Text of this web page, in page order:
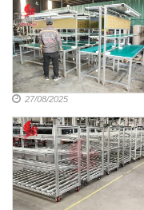
27/08/2025